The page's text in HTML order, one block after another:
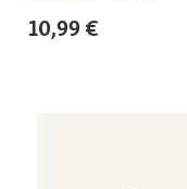
10,99 €